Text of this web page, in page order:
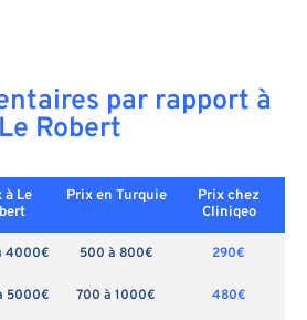
par rapport à
Le Robert
à Le
Prix en Turquie
Prix chez
Cliniqeo
4000€ 500 à 800€
290€
5000€ 700 à 1000€
480€